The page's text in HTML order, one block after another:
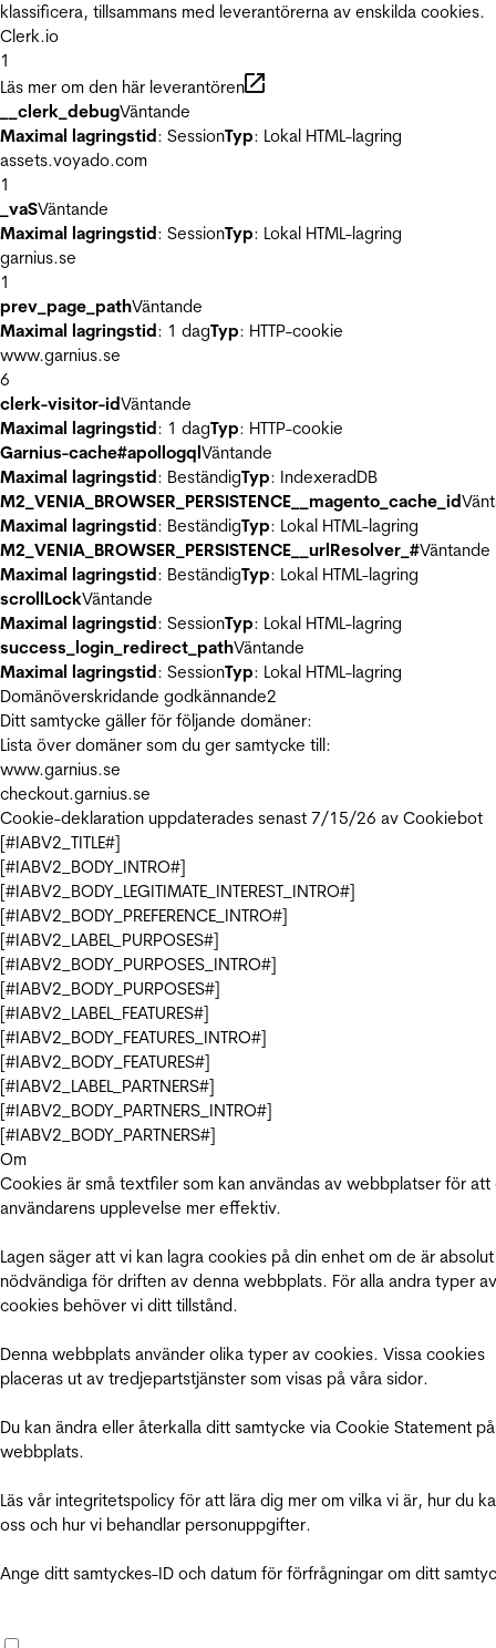
klassificera, tillsammans med leverantörerna av enskilda cookies.
Clerk.io
1
Läs mer om den här leverantören
__clerk_debugVäntande
Maximal lagringstid: SessionTyp: Lokal HTML-lagring
assets.voyado.com
1
_vaSVäntande
Maximal lagringstid: SessionTyp: Lokal HTML-lagring
garnius.se
1
prev_page_pathVäntande
Maximal lagringstid: 1 dagTyp: HTTP-cookie
www.garnius.se
6
clerk-visitor-idVäntande
Maximal lagringstid: 1 dagTyp: HTTP-cookie
Garnius-cache#apollogqlVäntande
Maximal lagringstid: BeständigTyp: IndexeradDB
M2_VENIA_BROWSER_PERSISTENCE__magento_cache_id
Maximal lagringstid: BeständigTyp: Lokal HTML-lagring
M2_VENIA_BROWSER_PERSISTENCE__urlResolver_#Väntande
Maximal lagringstid: BeständigTyp: Lokal HTML-lagring
scrollLockVäntande
Maximal lagringstid: SessionTyp: Lokal HTML-lagring
success_login_redirect_pathVäntande
Maximal lagringstid: SessionTyp: Lokal HTML-lagring
Domänöverskridande godkännande2
Ditt samtycke gäller för följande domäner:
Lista över domäner som du ger samtycke till:
www.garnius.se
checkout.garnius.se
Cookie-deklaration uppdaterades senast 7/15/26 av Cookiebot
[#IABV2_TITLE#]
[#IABV2_BODY_INTRO#]
[#IABV2_BODY_LEGITIMATE_INTEREST_INTRO#]
[#IABV2_BODY_PREFERENCE_INTRO#]
[#IABV2_LABEL_PURPOSES#]
[#IABV2_BODY_PURPOSES_INTRO#]
[#IABV2_BODY_PURPOSES#]
[#IABV2_LABEL_FEATURES#]
[#IABV2_BODY_FEATURES_INTRO#]
[#IABV2_BODY_FEATURES#]
[#IABV2_LABEL_PARTNERS#]
[#IABV2_BODY_PARTNERS_INTRO#]
[#IABV2_BODY_PARTNERS#]
Om
Cookies är små textfiler som kan användas av webbplatser för att
användarens upplevelse mer effektiv.
Lagen säger att vi kan lagra cookies på din enhet om de är absolut
nödvändiga för driften av denna webbplats. För alla andra typer av
cookies behöver vi ditt tillstånd.
Denna webbplats använder olika typer av cookies. Vissa cookies
placeras ut av tredjepartstjänster som visas på våra sidor.
Du kan ändra eller återkalla ditt samtycke via Cookie Statement
webbplats.
Läs vår integritetspolicy för att lära dig mer om vilka vi är, hur du
oss och hur vi behandlar personuppgifter.
Ange ditt samtyckes-ID och datum för förfrågningar om ditt